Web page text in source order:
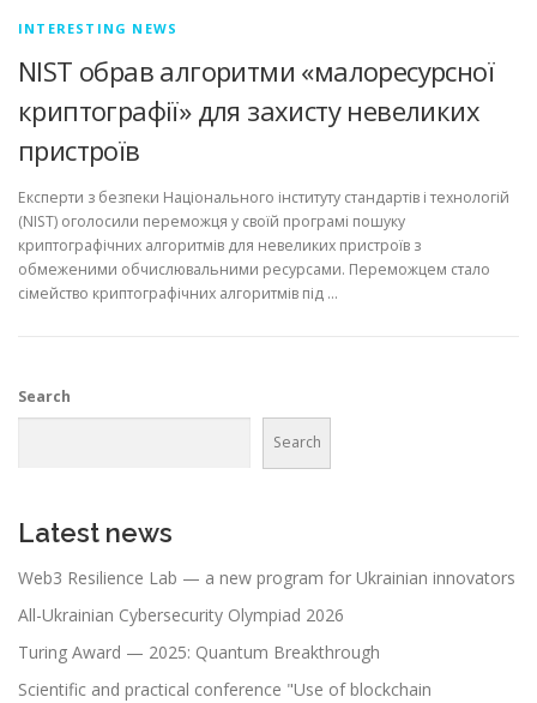
INTERESTING NEWS
NIST обрав алгоритми «малоресурсної
криптографії» для захисту невеликих
пристроїв
Експерти з безпеки Національного інституту стандартів і технологій
(NIST) оголосили переможця у своїй програмі пошуку
криптографічних алгоритмів для невеликих пристроїв з
обмеженими обчислювальними ресурсами. Переможцем стало
сімейство криптографічних алгоритмів під …
Search
Search
Latest news
Web3 Resilience Lab — a new program for Ukrainian innovators
All-Ukrainian Cybersecurity Olympiad 2026
Turing Award — 2025: Quantum Breakthrough
Scientific and practical conference "Use of blockchain